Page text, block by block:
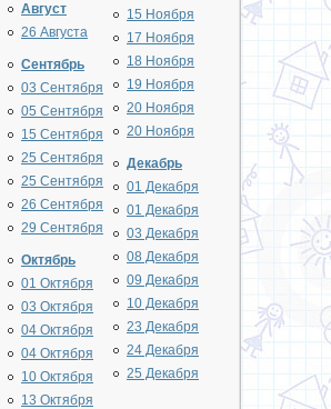
Август
26 Августа
Сентябрь
03 Сентября
05 Сентября
15 Сентября
25 Сентября
25 Сентября
26 Сентября
29 Сентября
Октябрь
01 Октября
03 Октября
04 Октября
04 Октября
10 Октября
13 Октября
15 Ноября
17 Ноября
18 Ноября
19 Ноября
20 Ноября
20 Ноября
Декабрь
01 Декабря
01 Декабря
03 Декабря
08 Декабря
09 Декабря
10 Декабря
23 Декабря
24 Декабря
25 Декабря